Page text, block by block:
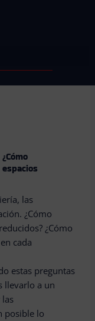
las
¿Cómo
¿Cómo
cada
estas preguntas
llevarlo a un
las
posible lo